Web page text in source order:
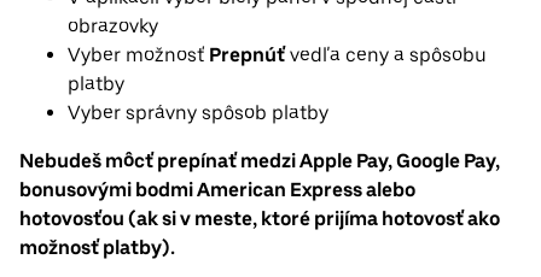
obrazovky
Vyber možnosť Prepnúťvedľa ceny a spôsobu
platby
Vyber správny spôsob platby
Nebudeš môcť prepínať medzi Apple Pay, Google Pay,
bonusovými bodmi American Express alebo
hotovosťou (ak si v meste, ktoré prijíma hotovosť ako
možnosť platby).